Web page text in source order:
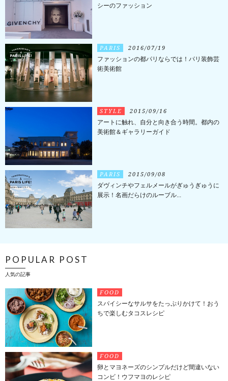
シーのファッション
PARIS 2016/07/19
ファッションの都パリならでは！パリ装飾芸
術美術館
STYLE 2015/09/16
アートに触れ、自分と向き合う時間。都内の
美術館＆ギャラリーガイド
PARIS 2015/09/08
ダヴィンチやフェルメールがぎゅうぎゅうに
展示！名画だらけのルーブル...
POPULAR POST
人気の記事
FOOD
スパイシーなサルサをたっぷりかけて！おう
ちで楽しむタコスレシピ
FOOD
卵とマヨネーズのシンプルだけど間違いない
コンビ！ウフマヨのレシピ